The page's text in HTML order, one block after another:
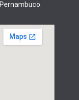
Pernambuco